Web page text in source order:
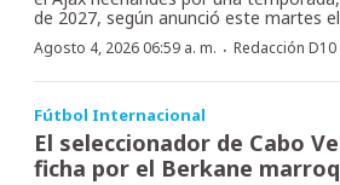
de 2027, según anunció este martes el
Agosto 4, 2026 06:59 a. m. · Redacción D10
Fútbol Internacional
El seleccionador de Cabo
ficha por el Berkane